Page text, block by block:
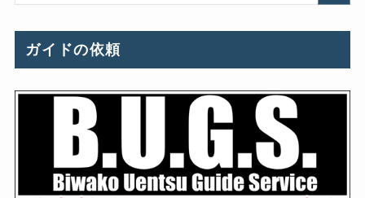
ガイドの依頼